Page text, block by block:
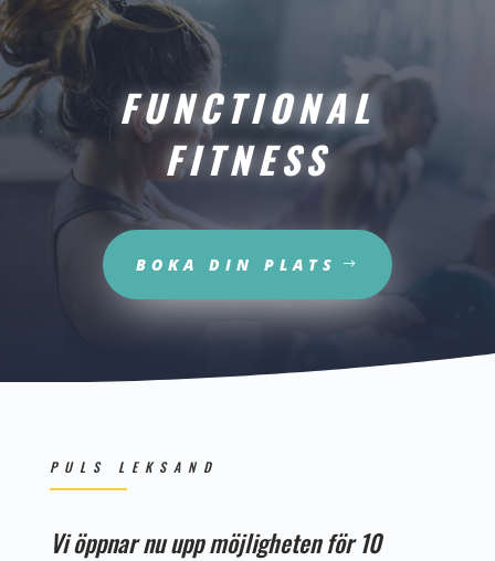
FUNCTIONAL
FITNESS
BOKA DIN PLATS
PULS LEKSAND
Vi öppnar nu upp möjligheten för 10